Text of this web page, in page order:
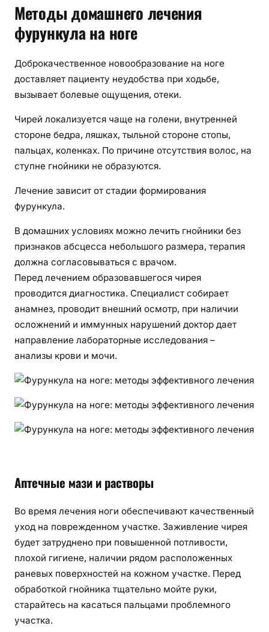
е
Методы домашнего лечения
фурункула на ноге
Доброкачественное новообразование на ноге
доставляет пациенту неудобства при ходьбе,
вызывает болевые ощущения, отеки.
Чирей локализуется чаще на голени, внутренней
стороне бедра, ляшках, тыльной стороне стопы,
пальцах, коленках. По причине отсутствия волос, на
ступне гнойники не образуются.
Лечение зависит от стадии формирования
фурункула.
В домашних условиях можно лечить гнойники без
признаков абсцесса небольшого размера, терапия
должна согласовываться с врачом.
Перед лечением образовавшегося чирея
проводится диагностика. Специалист собирает
анамнез, проводит внешний осмотр, при наличии
осложнений и иммунных нарушений доктор дает
направление лабораторные исследования –
анализы крови и мочи.
Аптечные мази и растворы
Во время лечения ноги обеспечивают качественный
уход на поврежденном участке. Заживление чирея
будет затруднено при повышенной потливости,
плохой гигиене, наличии рядом расположенных
раневых поверхностей на кожном участке. Перед
обработкой гнойника тщательно мойте руки,
старайтесь на касаться пальцами проблемного
участка.